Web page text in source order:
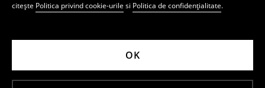
citește Politica privind cookie-urile si Politica de confidențialitate.
OK